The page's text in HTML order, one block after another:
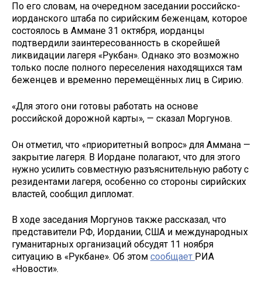
По его словам, на очередном заседании российско-
иорданского штаба по сирийским беженцам, которое
состоялось в Аммане 31 октября, иорданцы
подтвердили заинтересованность в скорейшей
ликвидации лагеря «Рукбан». Однако это возможно
только после полного переселения находящихся там
беженцев и временно перемещённых лиц в Сирию.
«Для этого они готовы работать на основе
российской дорожной карты», — сказал Моргунов.
Он отметил, что «приоритетный вопрос» для Аммана —
закрытие лагеря. В Иордане полагают, что для этого
нужно усилить совместную разъяснительную работу с
резидентами лагеря, особенно со стороны сирийских
властей, сообщил дипломат.
В ходе заседания Моргунов также рассказал, что
представители РФ, Иордании, США и международных
гуманитарных организаций обсудят 11 ноября
ситуацию в «Рукбане». Об этом сообщает РИА
«Новости».